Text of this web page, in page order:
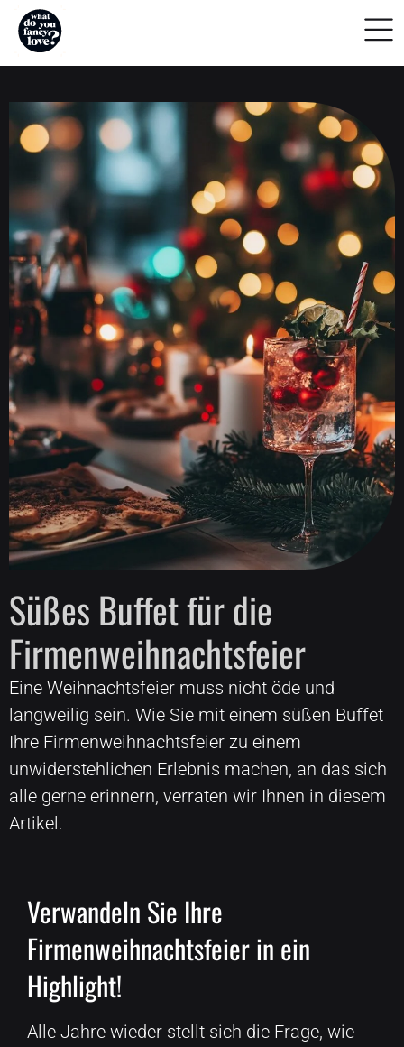
Süßes Buffet für die
Firmenweihnachtsfeier
Eine Weihnachtsfeier muss nicht öde und
langweilig sein. Wie Sie mit einem süßen Buffet
Ihre Firmenweihnachtsfeier zu einem
unwiderstehlichen Erlebnis machen, an das sich
alle gerne erinnern, verraten wir Ihnen in diesem
Artikel.
Verwandeln Sie Ihre
Firmenweihnachtsfeier in ein
Highlight!
Alle Jahre wieder stellt sich die Frage, wie